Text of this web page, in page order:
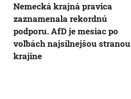
Nemecká krajná pravica
zaznamenala rekordnú
podporu. AfD je mesiac po
voľbách najsilnejšou
krajine